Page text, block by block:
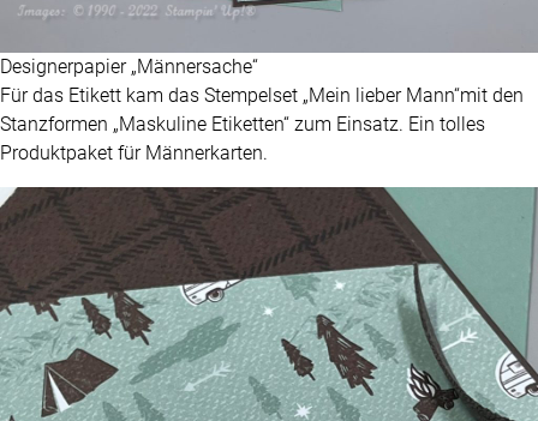
Designerpapier „Männersache“
Für das Etikett kam das Stempelset „Mein lieber Mann“mit den
Stanzformen „Maskuline Etiketten“ zum Einsatz. Ein tolles
Produktpaket für Männerkarten.